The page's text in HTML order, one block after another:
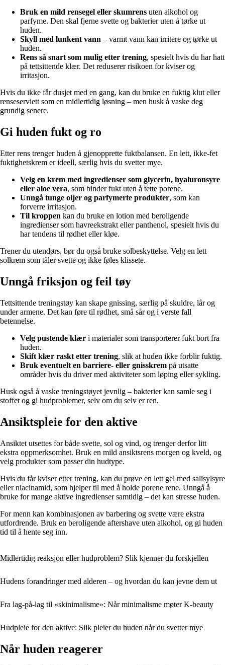
Bruk en mild rensegel eller skumrens uten alkohol og
parfyme. Den skal fjerne svette og bakterier uten å tørke ut
huden.
Skyll med lunkent vann – varmt vann kan irritere og tørke ut
huden.
Rens så snart som mulig etter trening, spesielt hvis du har hatt
på tettsittende klær. Det reduserer risikoen for kviser og
irritasjon.
Hvis du ikke får dusjet med en gang, kan du bruke en fuktig klut eller
renseserviett som en midlertidig løsning – men husk å vaske deg
grundig senere.
Gi huden fukt og ro
Etter rens trenger huden å gjenopprette fuktbalansen. En lett, ikke-fet
fuktighetskrem er ideell, særlig hvis du svetter mye.
Velg en krem med ingredienser som glycerin, hyaluronsyre
eller aloe vera, som binder fukt uten å tette porene.
Unngå tunge oljer og parfymerte produkter, som kan
forverre irritasjon.
Til kroppen kan du bruke en lotion med beroligende
ingredienser som havreekstrakt eller panthenol, spesielt hvis du
har tendens til rødhet eller kløe.
Trener du utendørs, bør du også bruke solbeskyttelse. Velg en lett
solkrem som tåler svette og ikke føles klissete.
Unngå friksjon og feil tøy
Tettsittende treningstøy kan skape gnissing, særlig på skuldre, lår og
under armene. Det kan føre til rødhet, små sår og i verste fall
betennelse.
Velg pustende klær i materialer som transporterer fukt bort fra
huden.
Skift klær raskt etter trening, slik at huden ikke forblir fuktig.
Bruk eventuelt en barriere- eller gnisskrem på utsatte
områder hvis du driver med aktiviteter som løping eller sykling.
Husk også å vaske treningstøyet jevnlig – bakterier kan samle seg i
stoffet og gi hudproblemer, selv om du selv er ren.
Ansiktspleie for den aktive
Ansiktet utsettes for både svette, sol og vind, og trenger derfor litt
ekstra oppmerksomhet. Bruk en mild ansiktsrens morgen og kveld, og
velg produkter som passer din hudtype.
Hvis du får kviser etter trening, kan du prøve en lett gel med salisylsyre
eller niacinamid, som hjelper til med å holde porene rene. Unngå å
bruke for mange aktive ingredienser samtidig – det kan stresse huden.
For menn kan kombinasjonen av barbering og svette være ekstra
utfordrende. Bruk en beroligende aftershave uten alkohol, og gi huden
tid til å hente seg inn.
Midlertidig reaksjon eller hudproblem? Slik kjenner du forskjellen
Hudens forandringer med alderen – og hvordan du kan jevne dem ut
Fra lag-på-lag til «skinimalisme»: Når minimalisme møter K-beauty
Hudpleie for den aktive: Slik pleier du huden når du svetter mye
Når huden reagerer